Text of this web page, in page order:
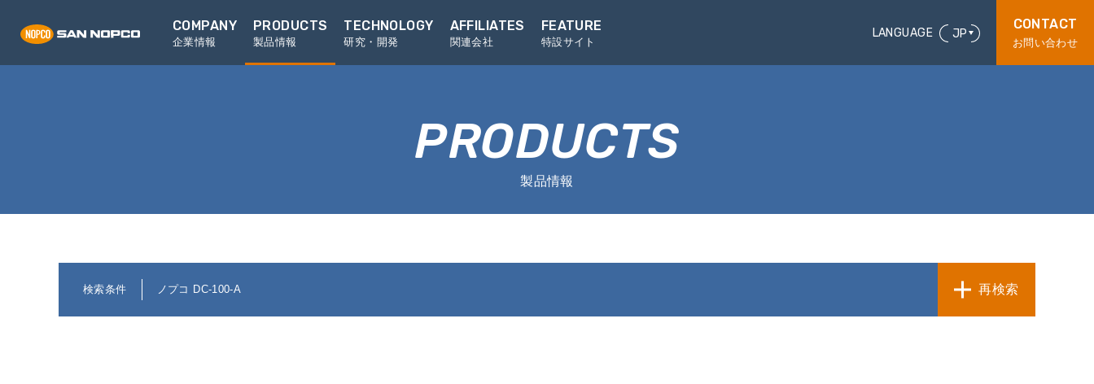
COMPANY
企業情報
PRODUCTS
製品情報
TECHNOLOGY
研究・開発
AFFILIATES
関連会社
FEATURE
特設サイト
LANGUAGE JP
CONTACT
お問い合わせ
PRODUCTS
製品情報
検索条件 ノプコ DC-100-A